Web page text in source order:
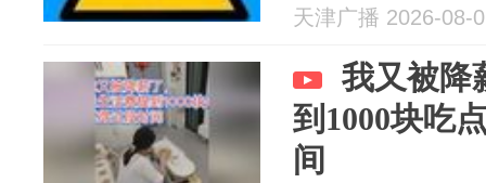
天津广播 2026-08-
我又被降
到1000块吃
间